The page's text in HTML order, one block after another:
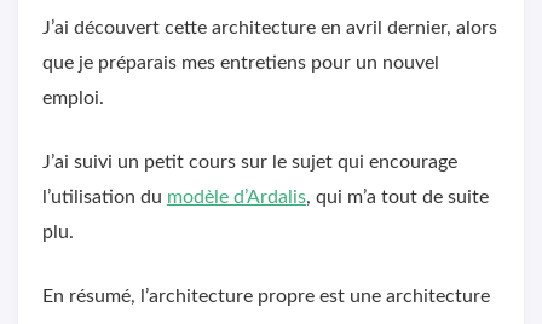
J’ai découvert cette architecture en avril dernier, alors
que je préparais mes entretiens pour un nouvel
emploi.
J’ai suivi un petit cours sur le sujet qui encourage
l’utilisation du modèle d’Ardalis, qui m’a tout de suite
plu.
En résumé, l’architecture propre est une architecture